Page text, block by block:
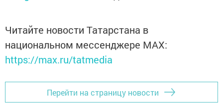
Читайте новости Татарстана в
национальном мессенджере MАХ:
https://max.ru/tatmedia
Перейти на страницу новости